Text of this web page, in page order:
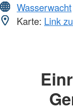
Wasserwacht
Karte: Link